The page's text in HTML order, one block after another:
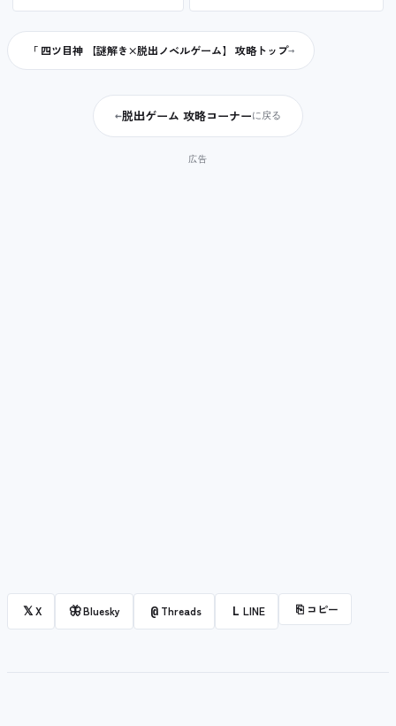
「 四ツ目神 【謎解き×脱出ノベルゲーム】 攻略トップ
←脱出ゲーム 攻略コーナーに戻る
𝕏X 🦋Bluesky @ Threads L LINE ⎘ コピー